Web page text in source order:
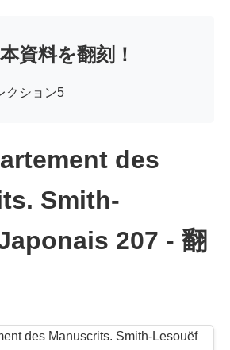
資料を翻刻！
クション5
des
Smith-
207 - 翻